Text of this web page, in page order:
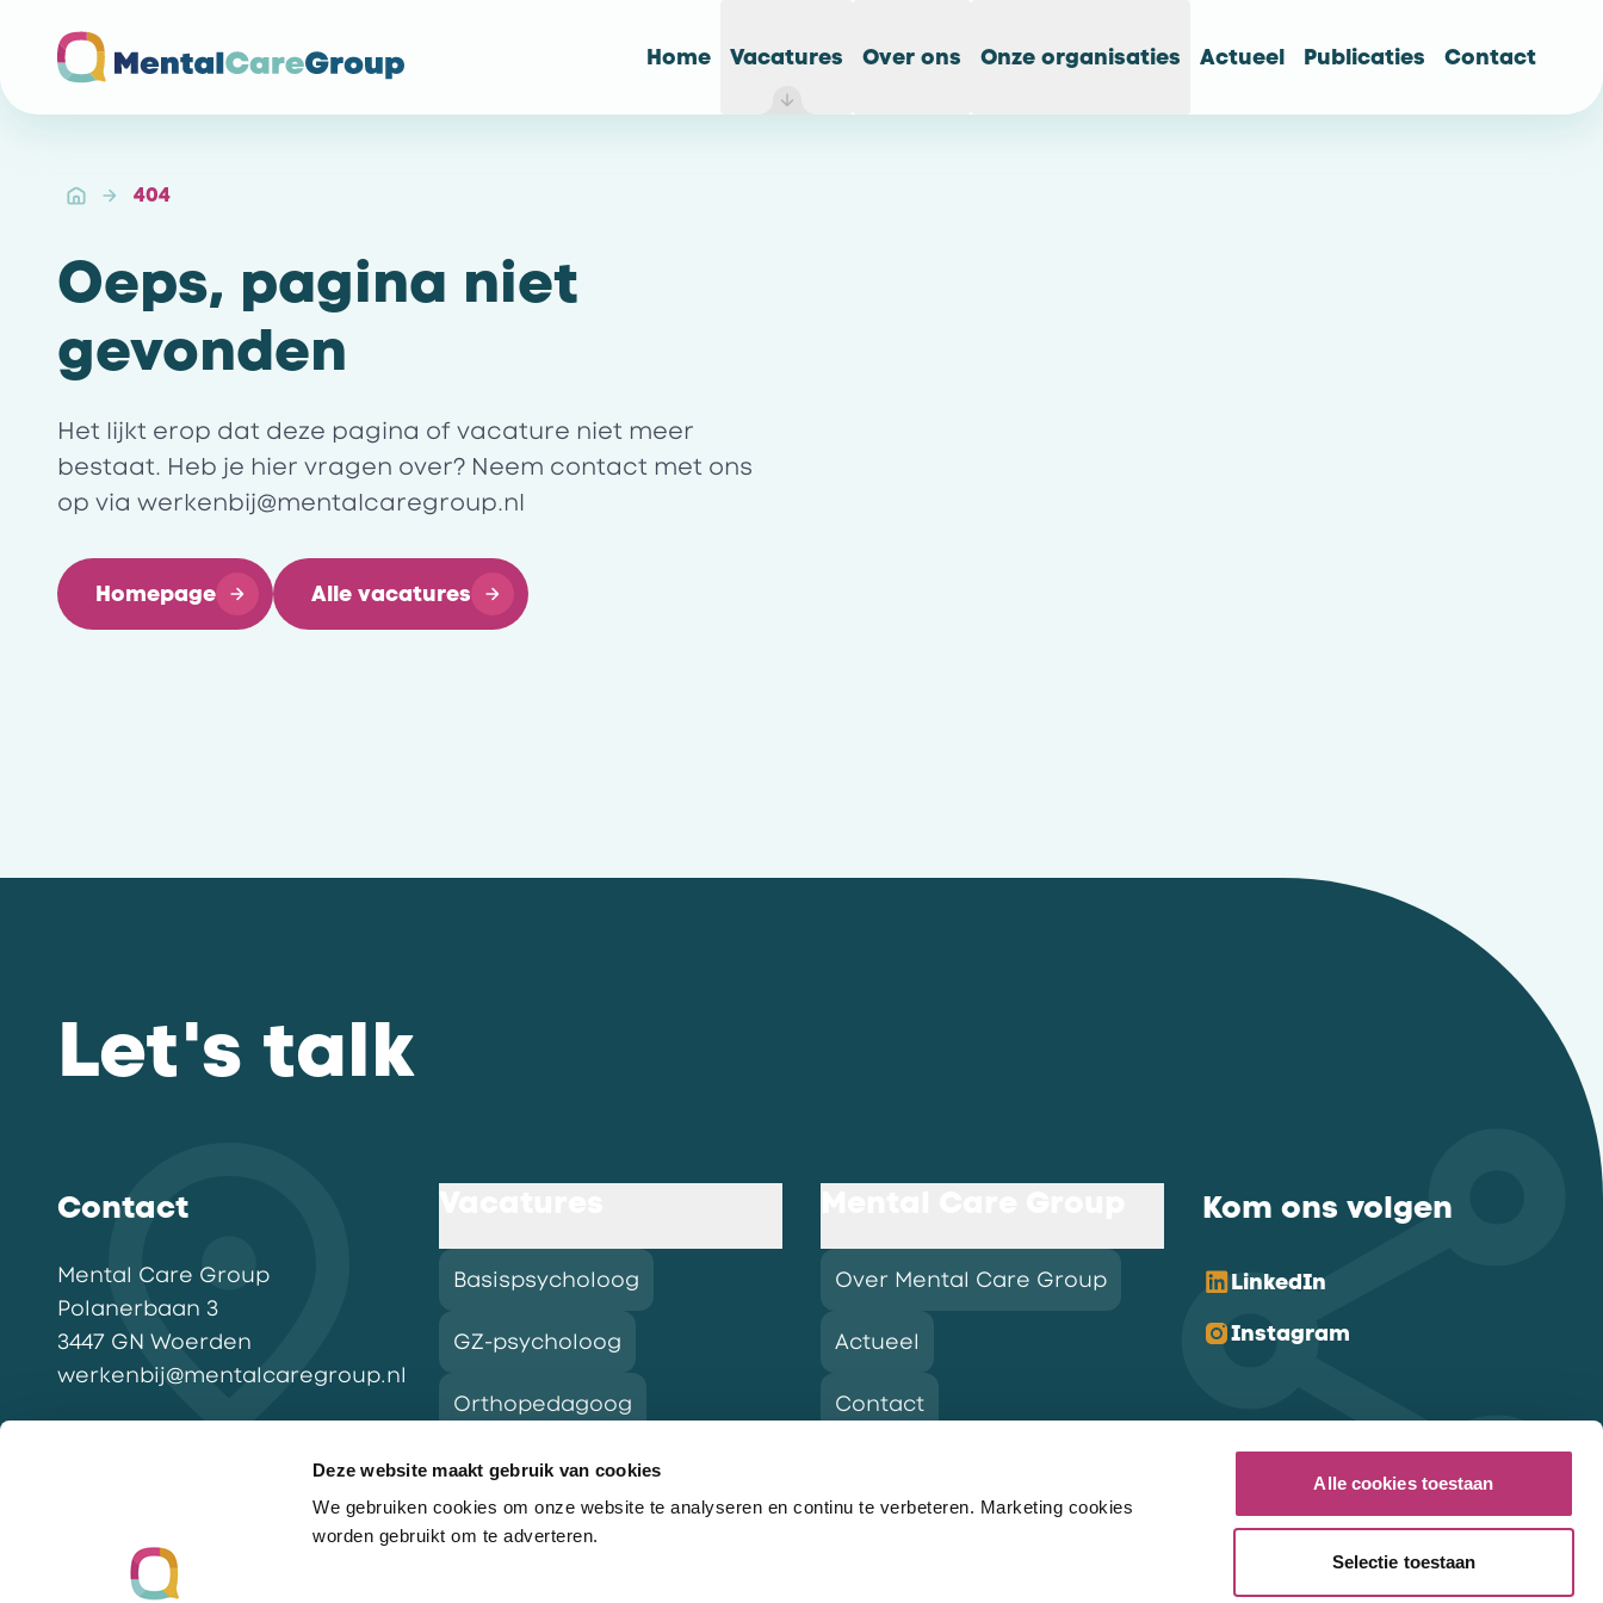
Deze website maakt gebruik van cookies
We gebruiken cookies om onze website te analyseren en continu te verbeteren. Marketing cookies
worden gebruikt om te adverteren.
Alle cookies toestaan
Selectie toestaan
Home Vacatures Over ons Onze organisaties Actueel Publicaties Contact
404
Oeps, pagina niet
gevonden
Het lijkt erop dat deze pagina of vacature niet meer
bestaat. Heb je hier vragen over? Neem contact met ons
op via werkenbij@mentalcaregroup.nl
Homepage Alle vacatures
Let's talk
Contact
Mental Care Group
Polanerbaan 3
3447 GN Woerden
werkenbij@mentalcaregroup.nl
Basispsycholoog
GZ-psycholoog
Orthopedagoog
Over Mental Care Group
Actueel
Contact
Kom ons volgen
LinkedIn
Instagram
Ga naar de homepagina
Vacatures